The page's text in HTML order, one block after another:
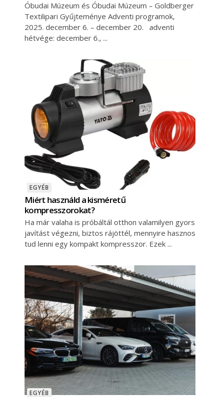
Óbudai Múzeum és Óbudai Múzeum – Goldberger
Textilipari Gyűjteménye Adventi programok,
2025. december 6. – december 20. adventi
hétvége: december 6.,
EGYÉB
Miért használd a kisméretű
kompresszorokat?
Ha már valaha is próbáltál otthon valamilyen gyors
javítást végezni, biztos rájöttél, mennyire hasznos
tud lenni egy kompakt kompresszor. Ezek
EGYÉB